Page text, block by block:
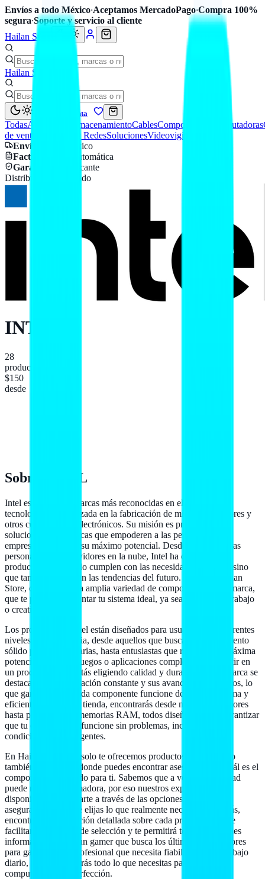
Envíos a todo México·Aceptamos MercadoPago·Compra 100%
segura·Soporte y servicio al cliente
Hailan Store
Hailan Store
Mi cuenta
TodasAccesorios AlmacenamientoCablesComponentes Computadoras
de venta
Seguridad y RedesSolucionesVideovigilancia
Envío
a todo México
Factura CFDI
automática
Garantía
de fabricante
Distribuidor autorizado
INTEL
28
productos
$150
desde
Sobre INTEL
Intel es una de las marcas más reconocidas en el ámbito de la
tecnología, especializada en la fabricación de microprocesadores y
otros componentes electrónicos. Su misión es proporcionar
soluciones tecnológicas que empoderen a las personas y las
empresas a alcanzar su máximo potencial. Desde computadoras
personales hasta servidores en la nube, Intel ha desarrollado
productos que no solo cumplen con las necesidades actuales, sino
que también anticipan las tendencias del futuro. Aquí, en Hailan
Store, ofrecemos una amplia variedad de componentes de la marca,
que te permitirán montar tu sistema ideal, ya sea para juego, trabajo
o creatividad.
Los productos de Intel están diseñados para usuarios con diferentes
niveles de experiencia, desde aquellos que buscan un rendimiento
sólido para tareas diarias, hasta entusiastas que requieren la máxima
potencia para videojuegos o aplicaciones complejas. Al invertir en
un producto Intel, estás eligiendo calidad y durabilidad. La marca se
destaca por su innovación constante y sus avances tecnológicos, lo
que garantiza que cada componente funcione de manera óptima y
eficiente. En nuestra tienda, encontrarás desde microprocesadores
hasta placas base y memorias RAM, todos diseñados para garantizar
que tu computadora funcione sin problemas, incluso en las
condiciones más exigentes.
En Hailan Store, no solo te ofrecemos productos de Intel, sino
también un espacio donde puedes encontrar asesoría sobre cuál es el
componente adecuado para ti. Sabemos que a veces la variedad
puede resultar abrumadora, por eso nuestros expertos están
disponibles para guiarte a través de las opciones disponibles,
asegurándose de que elijas lo que realmente necesitas. Además,
encontrarás información detallada sobre cada producto, lo que
facilitará tu proceso de selección y te permitirá tomar decisiones
informadas. Si eres un gamer que busca los últimos procesadores
para gaming o un profesional que necesita fiabilidad en su trabajo
diario, aquí encontrarás todo lo que necesitas para equipar tu
computadora a la perfección.